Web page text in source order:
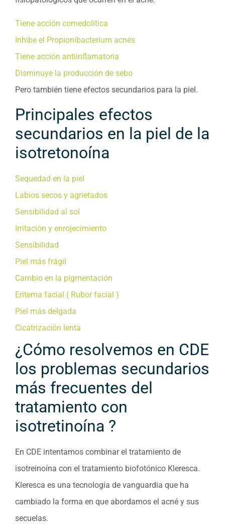
Tiene acción comedolítica
Inhibe el Propionibacterium acnés
Tiene acción antiinflamatoria
Disminuye la producción de sebo
Pero también tiene efectos secundarios para la piel.
Principales efectos
secundarios en la piel de la
isotretonoína
Sequedad en la piel
Labios secos y agrietados
Sensibilidad al sol
Irritación y enrojecimiento
Sensibilidad
Piel más frágil
Cambio en la pigmentación
Eritema facial ( Rubor facial )
Piel más delgada
Cicatrización lenta
¿Cómo resolvemos en CDE
los problemas secundarios
más frecuentes del
tratamiento con
isotretinoína ?
En CDE intentamos combinar el tratamiento de
isotreinoína con el tratamiento biofotónico Kleresca.
Kleresca es una tecnología de vanguardia que ha
cambiado la forma en que abordamos el acné y sus
secuelas.